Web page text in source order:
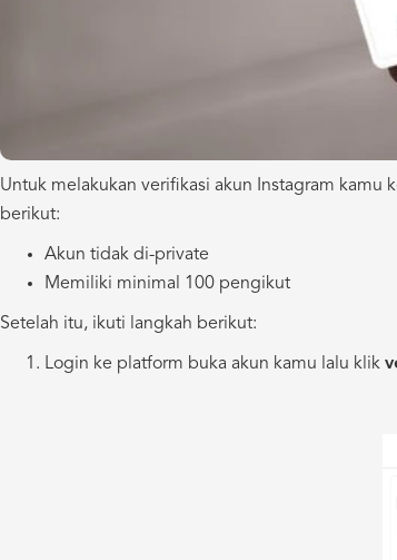
Untuk melakukan verifikasi akun Instagram
berikut:
Akun tidak di-private
Memiliki minimal 100 pengikut
Setelah itu, ikuti langkah berikut:
Login ke platform buka akun kamu lalu klik